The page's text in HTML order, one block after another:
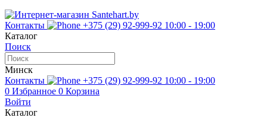
Контакты +375 (29) 92-999-92 10:00 - 19:00
Каталог
Поиск
Минск
Контакты
+375 (29) 92-999-92 10:00 - 19:00
0 Избранное 0 Корзина
Войти
Каталог